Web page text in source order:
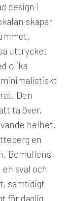
design i
skapar
uttrycket
olika
Den
ta över,
helhet.
en
Bomullens
sval och
samtidigt
för daglig